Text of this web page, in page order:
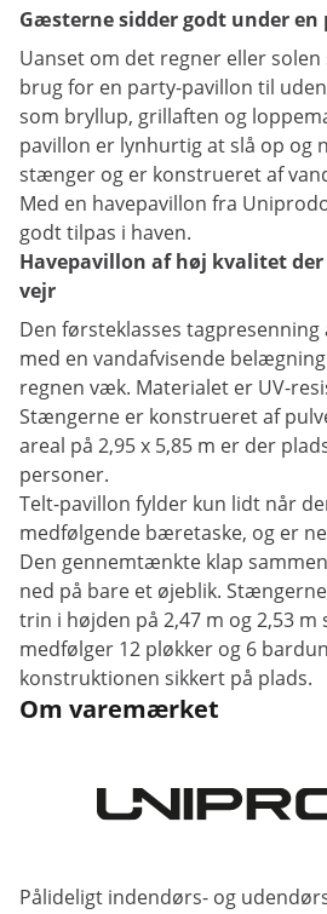
Gæsterne sidder godt under
Uanset om det regner eller
brug for en party-pavillon til
som bryllup, grillaften og
pavillon er lynhurtig at slå op og
stænger og er konstrueret af
Med en havepavillon fra
godt tilpas i haven.
Havepavillon af høj kvalitet
vejr
Den førsteklasses
med en vandafvisende
regnen væk. Materialet er UV-
Stængerne er konstrueret af
areal på 2,95 x 5,85 m er der
personer.
Telt-pavillon fylder kun lidt når
medfølgende bæretaske, og er
Den gennemtænkte klap
ned på bare et øjeblik.
trin i højden på 2,47 m og 2,53 m
medfølger 12 pløkker og 6
konstruktionen sikkert på plads.
Om varemærket
Pålideligt indendørs- og